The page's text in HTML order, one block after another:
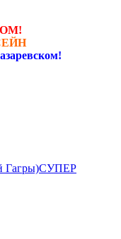
Гагры)СУПЕР